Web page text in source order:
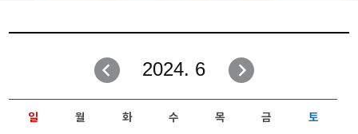
2024. 6
일 월 화 수 목 금 토